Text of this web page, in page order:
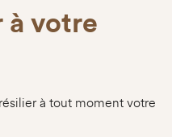
à votre
à tout moment votre